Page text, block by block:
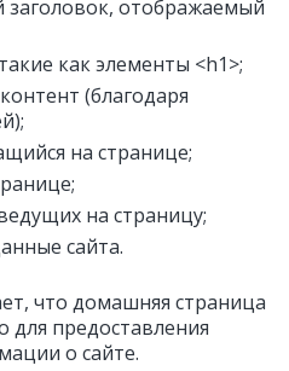
заголовок, отображаемый
как элементы <h1>;
(благодаря
на странице;
на страницу;
сайта.
что домашняя страница
предоставления
о сайте.